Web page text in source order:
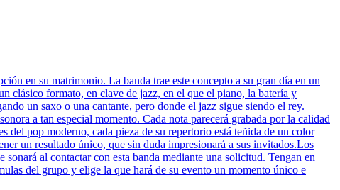
en su matrimonio. La banda trae este concepto a su gran día en un
clásico formato, en clave de jazz, en el que el piano, la batería y
un saxo o una cantante, pero donde el jazz sigue siendo el rey.
a tan especial momento. Cada nota parecerá grabada por la calidad
del pop moderno, cada pieza de su repertorio está teñida de un color
un resultado único, que sin duda impresionará a sus invitados.Los
al contactar con esta banda mediante una solicitud. Tengan en
del grupo y elige la que hará de su evento un momento único e